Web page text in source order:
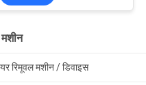
रिमूवल मशीन / डिवाइस